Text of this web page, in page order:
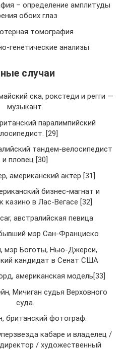
– определение амплитуды
обоих глаз
томография
генетические анализы
случаи
ска, рокстеди и регги —
музыкант.
паралимпийский
[29]
тандем-велосипедист
и пловец [30]
американский актёр [31]
бизнес-магнат и
казино в Лас-Вегасе [32]
австралийская певица
мэр Сан-Франциско
мэр Боготы, Нью-Джерси,
кандидат в Сенат США
американская модель[33]
Мичиган судья Верховного
суда.
британский фотограф.
кабаре и владелец /
/ художественный